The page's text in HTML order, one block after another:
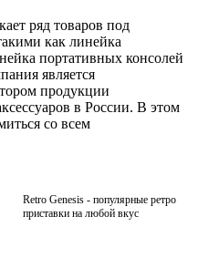
ряд товаров под
как линейка
портативных консолей
является
продукции
в России. В этом
со всем
Retro Genesis - популярные ретро
приставки на любой вкус